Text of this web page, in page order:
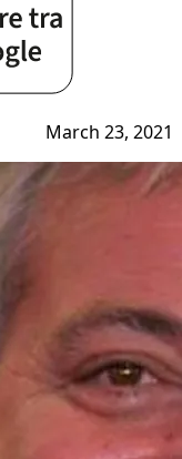
March 23, 2021